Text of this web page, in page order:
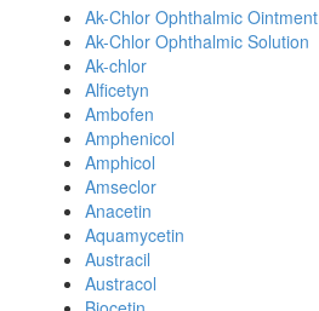
Ak-Chlor Ophthalmic Ointment
Ak-Chlor Ophthalmic Solution
Ak-chlor
Alficetyn
Ambofen
Amphenicol
Amphicol
Amseclor
Anacetin
Aquamycetin
Austracil
Austracol